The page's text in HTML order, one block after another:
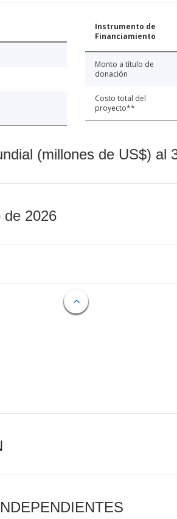
Instrumento de
Financiamiento
Monto a título de
donación
Costo total del
proyecto**
(millones de US$) al
de 2026